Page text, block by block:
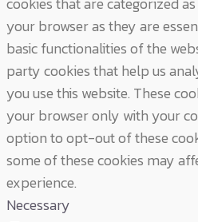
your browser as they are
basic functionalities of the
party cookies that help us
you use this website. These
your browser only with your
option to opt-out of these
some of these cookies may
experience.
Necessary